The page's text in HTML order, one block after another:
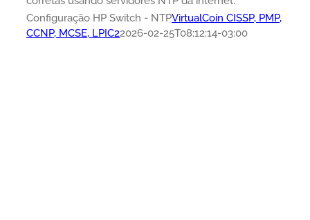
Configuração HP Switch - NTPVirtualCoin CISSP, PMP,
CCNP, MCSE, LPIC22026-02-25T08:12:14-03:00